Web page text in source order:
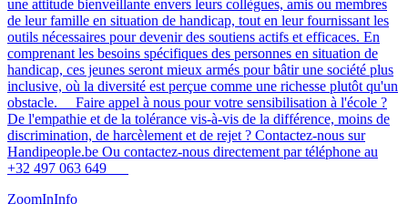
une attitude bienveillante envers leurs collègues, amis ou membres
de leur famille en situation de handicap, tout en leur fournissant les
outils nécessaires pour devenir des soutiens actifs et efficaces. En
comprenant les besoins spécifiques des personnes en situation de
handicap, ces jeunes seront mieux armés pour bâtir une société plus
inclusive, où la diversité est perçue comme une richesse plutôt qu'un
obstacle​​​​. Faire appel à nous pour votre sensibilisation à l'école ?
De l'empathie et de la tolérance vis-à-vis de la différence, moins de
discrimination, de harcèlement et de rejet ? Contactez-nous sur
Handipeople.be Ou contactez-nous directement par téléphone au
+32 497 063 649
ZoomInInfo